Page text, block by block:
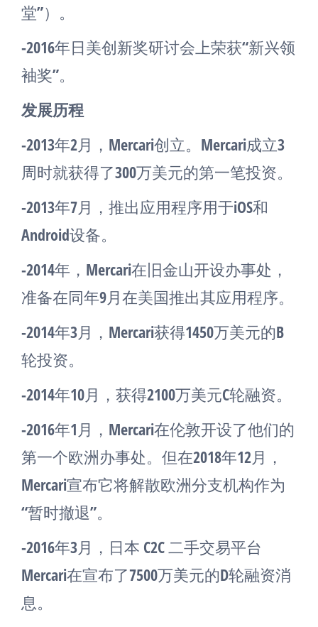
堂”）。
-2016年日美创新奖研讨会上荣获“新兴领
袖奖”。
发展历程
-2013年2月，Mercari创立。Mercari成立3
周时就获得了300万美元的第一笔投资。
-2013年7月，推出应用程序用于iOS和
Android设备。
-2014年，Mercari在旧金山开设办事处，
准备在同年9月在美国推出其应用程序。
-2014年3月，Mercari获得1450万美元的B
轮投资。
-2014年10月，获得2100万美元C轮融资。
-2016年1月，Mercari在伦敦开设了他们的
第一个欧洲办事处。但在2018年12月，
Mercari宣布它将解散欧洲分支机构作为
“暂时撤退”。
-2016年3月，日本 C2C 二手交易平台
Mercari在宣布了7500万美元的D轮融资消
息。